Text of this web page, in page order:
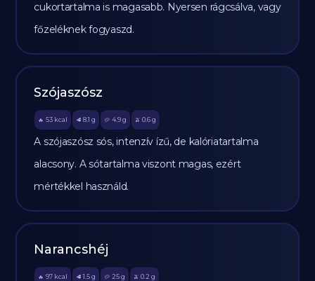
cukortartalma is magasabb. Nyersen rágcsálva, vagy
főzeléknek fogyaszd.
Szójaszósz
🔥 53 kcal 🥩 8.1 g 🥔 4.9g 🫒 0.6 g
A szójaszósz sós, intenzív ízű, de kalóriatartalma
alacsony. A sótartalma viszont magas, ezért
mértékkel használd.
Narancshéj
🔥 97 kcal 🥩 1.5 g 🥔 25g 🫒 0.2 g